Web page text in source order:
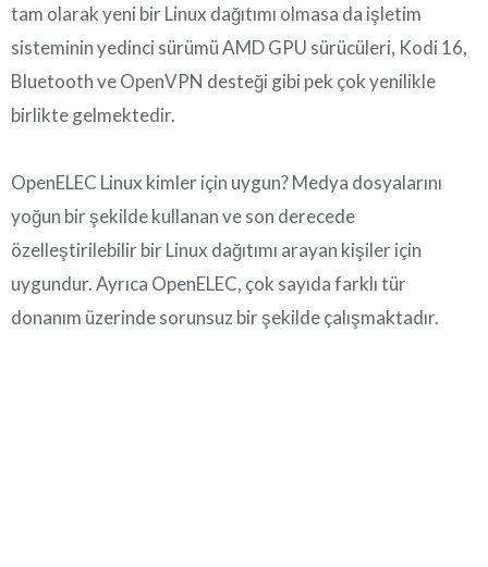
tam olarak yeni bir Linux dağıtımı olmasa da işletim
sisteminin yedinci sürümü AMD GPU sürücüleri, Kodi 16,
Bluetooth ve OpenVPN desteği gibi pek çok yenilikle
birlikte gelmektedir.
OpenELEC Linux kimler için uygun? Medya dosyalarını
yoğun bir şekilde kullanan ve son derecede
özelleştirilebilir bir Linux dağıtımı arayan kişiler için
uygundur. Ayrıca OpenELEC, çok sayıda farklı tür
donanım üzerinde sorunsuz bir şekilde çalışmaktadır.